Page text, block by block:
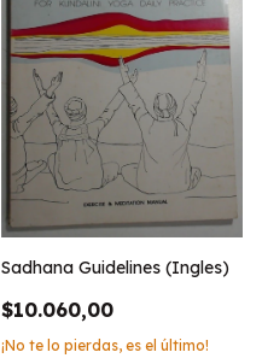
Sadhana Guidelines (Ingles)
$10.060,00
¡No te lo pierdas, es el último!